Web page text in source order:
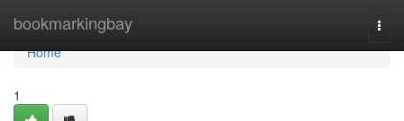
bookmarkingbay
Home
Home
1